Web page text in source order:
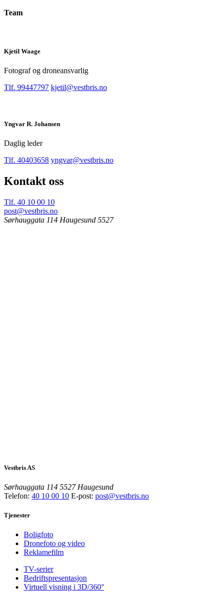
Team
Kjetil Waage
Fotograf og droneansvarlig
Tlf. 99447797 kjetil@vestbris.no
Yngvar R. Johansen
Daglig leder
Tlf. 40403658 yngvar@vestbris.no
Kontakt oss
Tlf. 40 10 00 10
post@vestbris.no
Sørhauggata 114 Haugesund 5527
Vestbris AS
Sørhauggata 114 5527 Haugesund
Telefon: 40 10 00 10 E-post: post@vestbris.no
Tjenester
Boligfoto
Dronefoto og video
Reklamefilm
TV-serier
Bedriftspresentasjon
Virtuell visning i 3D/360°